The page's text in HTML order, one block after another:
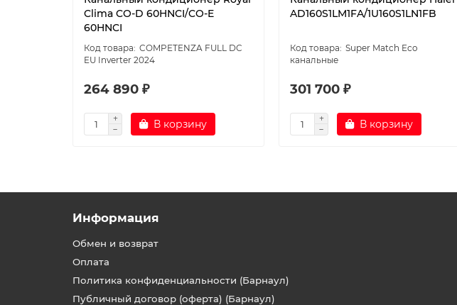
Clima CO-D 60HNCI/CO-E
60HNCI
COMPETENZA FULL DC
EU Inverter 2024
264 890 ₽
В корзину
AD160S1LM1FA/1U160S1LN1FB
Super Match Eco
канальные
301 700 ₽
В корзину
Информация
Обмен и возврат
Оплата
Политика конфиденциальности (Барнаул)
Публичный договор (оферта) (Барнаул)